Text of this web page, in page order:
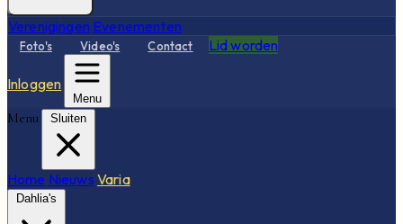
Verenigingen Evenementen
Foto's Video's Contact Lid worden
Inloggen
Menu
Menu Sluiten
Home Nieuws Varia
Dahlia's